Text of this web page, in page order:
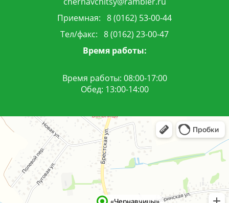
Приемная: 8 (0162) 53-00-44
Тел/факс: 8 (0162) 23-00-47
Время работы:
Время работы: 08:00-17:00
Обед: 13:00-14:00